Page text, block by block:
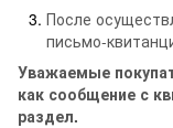
После
письмо-
Уважаемые
как сообщение с
раздел.